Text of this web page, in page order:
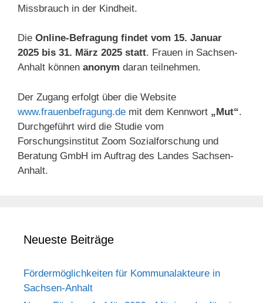
Missbrauch in der Kindheit.
Die Online-Befragung findet vom 15. Januar
2025 bis 31. März 2025 statt. Frauen in Sachsen-
Anhalt können anonym daran teilnehmen.
Der Zugang erfolgt über die Website
www.frauenbefragung.de mit dem Kennwort „Mut“.
Durchgeführt wird die Studie vom
Forschungsinstitut Zoom Sozialforschung und
Beratung GmbH im Auftrag des Landes Sachsen-
Anhalt.
Neueste Beiträge
Fördermöglichkeiten für Kommunalakteure in
Sachsen-Anhalt